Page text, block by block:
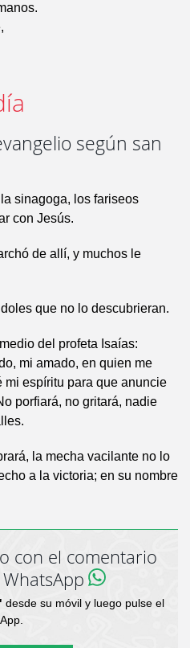
según san
sinagoga, los fariseos
con Jesús.
de allí, y muchos le
que no lo descubrieran.
del profeta Isaías:
mi amado, en quien me
espíritu para que anuncie
porfiará, no gritará, nadie
la mecha vacilante no lo
a la victoria; en su nombre
con el comentario
desde su móvil y luego pulse el